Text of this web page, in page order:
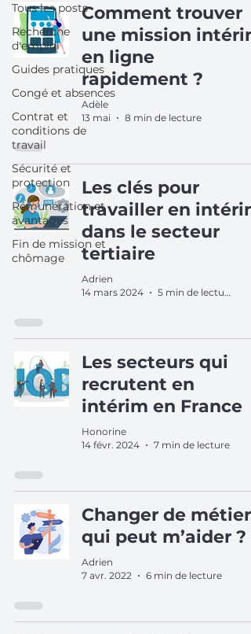
Tous les posts
Recherche
d'emploi
Guides pratiques
Congé et absences
Contrat et
conditions de
travail
Sécurité et
protection
Rémunération et
avantages
Fin de mission et
chômage
Comment trouver
une mission
en ligne
rapidement ?
Adèle
13 mai
8 min de lecture
Les clés pour
travailler en intérim
dans le secteur
tertiaire
Adrien
14 mars 2024
5 min de lecture
Les secteurs qui
recrutent en
intérim en France
Honorine
14 févr. 2024
7 min de lecture
Changer de métier,
qui peut m’aider ?
Adrien
7 avr. 2022
6 min de lecture